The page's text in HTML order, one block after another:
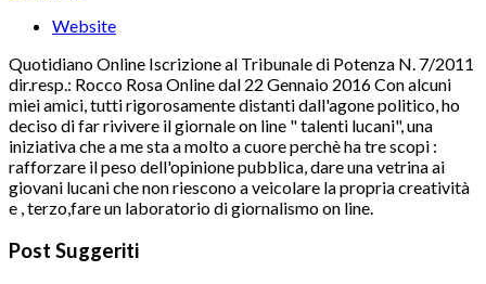
Website
Quotidiano Online Iscrizione al Tribunale di Potenza N. 7/2011
dir.resp.: Rocco Rosa Online dal 22 Gennaio 2016 Con alcuni
miei amici, tutti rigorosamente distanti dall'agone politico, ho
deciso di far rivivere il giornale on line " talenti lucani", una
iniziativa che a me sta a molto a cuore perchè ha tre scopi :
rafforzare il peso dell'opinione pubblica, dare una vetrina ai
giovani lucani che non riescono a veicolare la propria creatività
e , terzo,fare un laboratorio di giornalismo on line.
Post Suggeriti